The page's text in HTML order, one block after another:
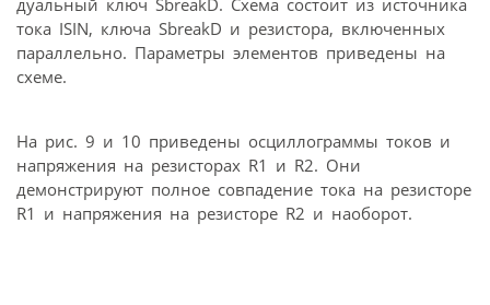
тока ISIN, ключа SbreakD и резистора, включенных
параллельно. Параметры элементов приведены на
схеме.
На рис. 9 и 10 приведены осциллограммы токов и
напряжения на резисторах R1 и R2. Они
демонстрируют полное совпадение тока на резисторе
R1 и напряжения на резисторе R2 и наоборот.